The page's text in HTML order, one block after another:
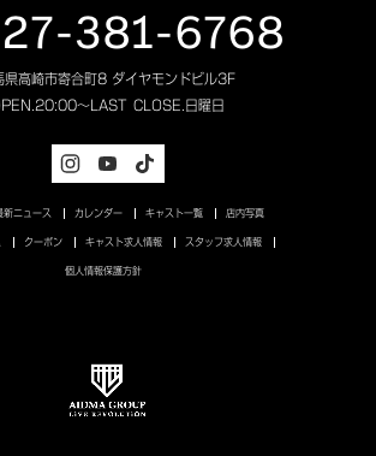
381-6768
県高崎市寄合町8 ダイヤモンドビル3F
20:00～LAST CLOSE. 日曜日
新ニュース カレンダー キャスト一覧 店内写真
クーポン キャスト求人情報 スタッフ求人情報
個人情報保護方針